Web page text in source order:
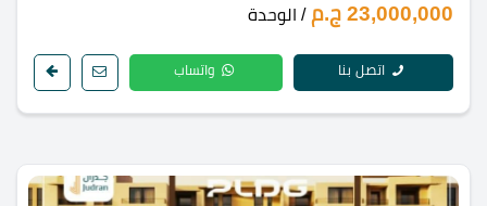
23,000,000 ج.م / الوحدة
اتصل بنا واتساب